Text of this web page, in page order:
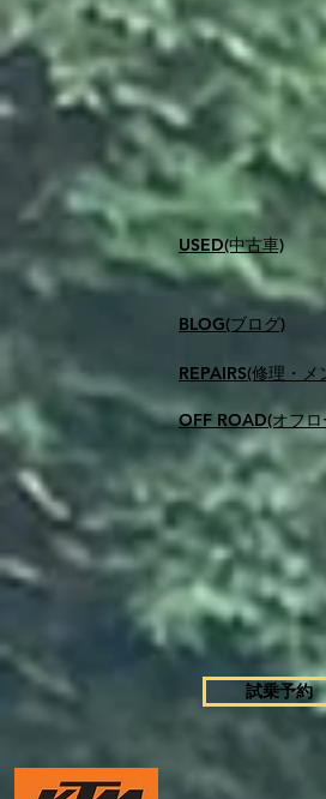
USED(中古車)
BLOG(ブログ)
REPAIRS(修理・
OFF ROAD(オフロ
試乗予約